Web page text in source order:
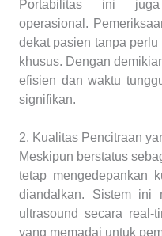
Portabilitas ini juga
operasional.
dekat pasien tanpa
khusus. Dengan
efisien dan waktu
signifikan.
2. Kualitas Pencitraan
Meskipun berstatus
tetap mengedepankan
diandalkan. Sistem ini
ultrasound secara real-
yang memadai untuk